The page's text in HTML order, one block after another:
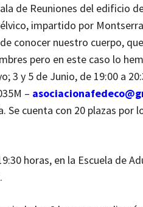
de Reuniones del edificio
impartido por
conocer nuestro cuerpo,
pero en este caso lo
3 y 5 de Junio, de 19:00 a
–
cuenta con 20 plazas
horas, en la Escuela de